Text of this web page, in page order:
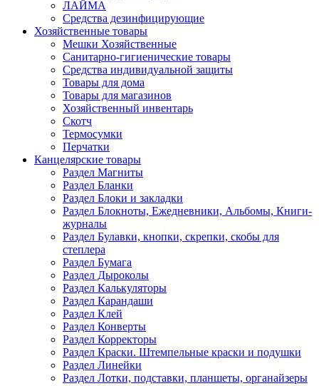
ЛАЙМА
Средства дезинфицирующие
Хозяйственные товары
Мешки Хозяйственные
Санитарно-гигиенические товары
Средства индивидуальной защиты
Товары для дома
Товары для магазинов
Хозяйственный инвентарь
Скотч
Термосумки
Перчатки
Канцелярские товары
Раздел Магниты
Раздел Бланки
Раздел Блоки и закладки
Раздел Блокноты, Ежедневники, Альбомы, Книги-
журналы
Раздел Булавки, кнопки, скрепки, скобы для
степлера
Раздел Бумага
Раздел Дыроколы
Раздел Калькуляторы
Раздел Карандаши
Раздел Клей
Раздел Конверты
Раздел Корректоры
Раздел Краски. Штемпельные краски и подушки
Раздел Линейки
Раздел Лотки, подставки, планшеты, органайзеры